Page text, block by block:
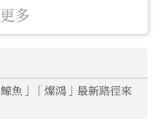
多
魚」「燦鴻」最新路徑來